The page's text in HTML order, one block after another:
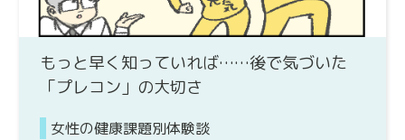
もっと早く知っていれば……後で気づいた
「プレコン」の大切さ
女性の健康課題別体験談